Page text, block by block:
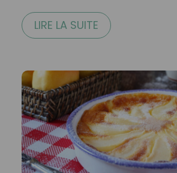
LIRE LA SUITE